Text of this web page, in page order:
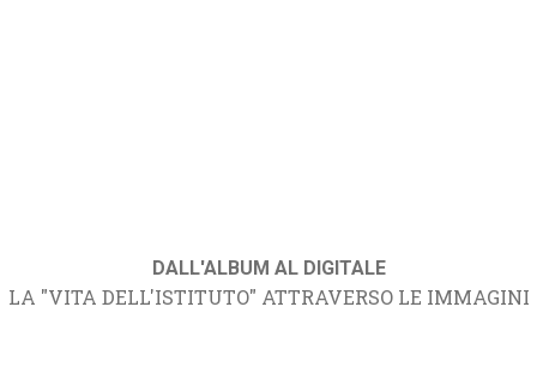
DALL'ALBUM AL DIGITALE
LA "VITA DELL'ISTITUTO" ATTRAVERSO LE IMMAGINI